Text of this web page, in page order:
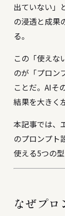
出ていない」
の浸透と成果
る。
この「使えな
のが「プロン
ことだ。AIそ
結果を大きく
本記事では、
のプロンプト
使える5つの型
なぜプ